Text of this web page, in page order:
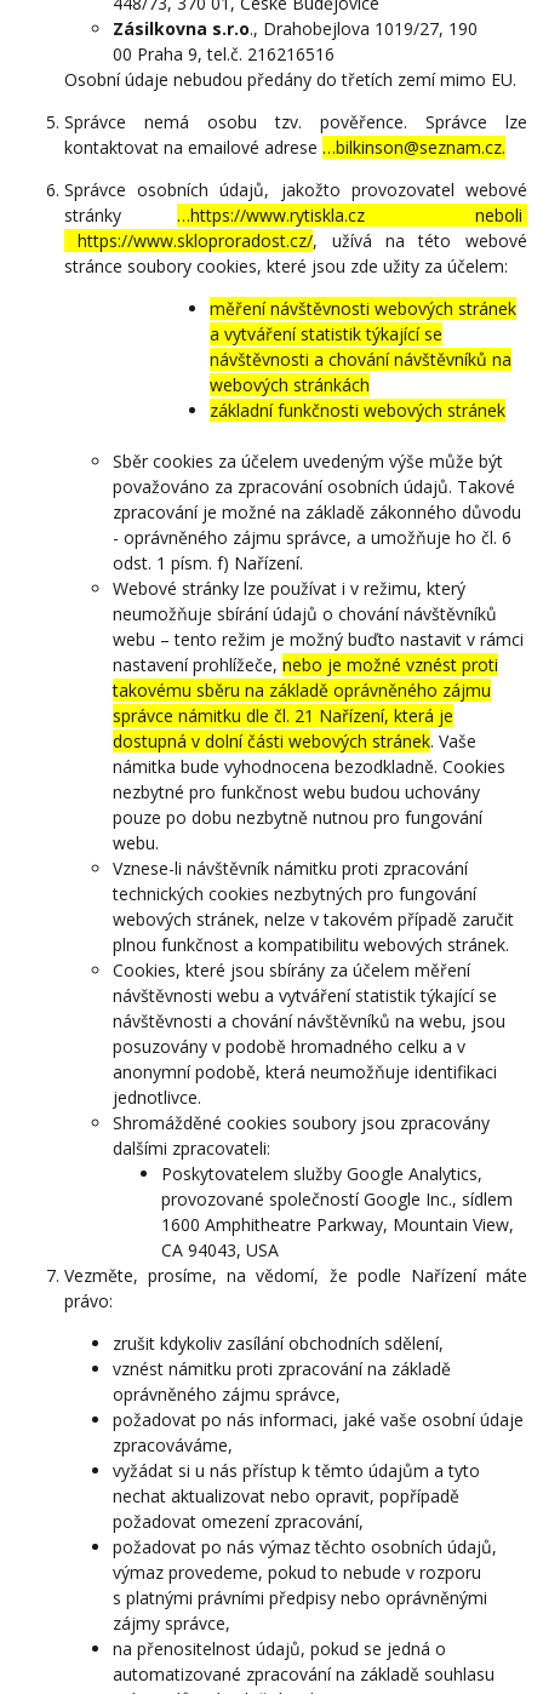
Zásilkovna s.r.o., Drahobejlova 1019/27, 190
00 Praha 9, tel.č. 216216516
Osobní údaje nebudou předány do třetích zemí mimo EU.
Správce nemá osobu tzv. pověřence. Správce lze
kontaktovat na emailové adrese …bilkinson@seznam.cz.
Správce osobních údajů, jakožto provozovatel webové
stránky …https://www.rytiskla.cz neboli
https://www.skloproradost.cz/, užívá na této webové
stránce soubory cookies, které jsou zde užity za účelem:
měření návštěvnosti webových stránek
a vytváření statistik týkající se
návštěvnosti a chování návštěvníků na
webových stránkách
základní funkčnosti webových stránek
Sběr cookies za účelem uvedeným výše může být
považováno za zpracování osobních údajů. Takové
zpracování je možné na základě zákonného důvodu
- oprávněného zájmu správce, a umožňuje ho čl. 6
odst. 1 písm. f) Nařízení.
Webové stránky lze používat i v režimu, který
neumožňuje sbírání údajů o chování návštěvníků
webu – tento režim je možný buďto nastavit v rámci
nastavení prohlížeče,nebo je možné vznést proti
takovému sběru na základě oprávněného zájmu
správce námitku dle čl. 21 Nařízení, která je
dostupná v dolní části webových stránek. Vaše
námitka bude vyhodnocena bezodkladně. Cookies
nezbytné pro funkčnost webu budou uchovány
pouze po dobu nezbytně nutnou pro fungování
webu.
Vznese-li návštěvník námitku proti zpracování
technických cookies nezbytných pro fungování
webových stránek, nelze v takovém případě zaručit
plnou funkčnost a kompatibilitu webových stránek.
Cookies, které jsou sbírány za účelem měření
návštěvnosti webu a vytváření statistik týkající se
návštěvnosti a chování návštěvníků na webu, jsou
posuzovány v podobě hromadného celku a v
anonymní podobě, která neumožňuje identifikaci
jednotlivce.
Shromážděné cookies soubory jsou zpracovány
dalšími zpracovateli:
Poskytovatelem služby Google Analytics,
provozované společností Google Inc., sídlem
1600 Amphitheatre Parkway, Mountain View,
CA 94043, USA
Vezměte, prosíme, na vědomí, že podle Nařízení máte
právo:
zrušit kdykoliv zasílání obchodních sdělení,
vznést námitku proti zpracování na základě
oprávněného zájmu správce,
požadovat po nás informaci, jaké vaše osobní údaje
zpracováváme,
vyžádat si u nás přístup k těmto údajům a tyto
nechat aktualizovat nebo opravit, popřípadě
požadovat omezení zpracování,
požadovat po nás výmaz těchto osobních údajů,
výmaz provedeme, pokud to nebude v rozporu
s platnými právními předpisy nebo oprávněnými
zájmy správce,
na přenositelnost údajů, pokud se jedná o
automatizované zpracování na základě souhlasu